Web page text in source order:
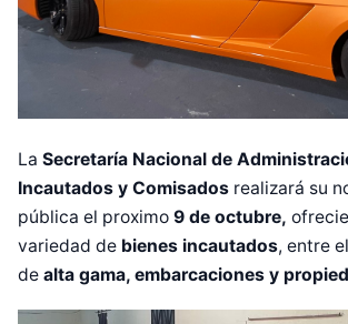
La Secretaría Nacional de
Incautados y Comisados realizará su
pública el proximo 9 de octubre,
variedad de bienes incautados, entre
de alta gama, embarcaciones y